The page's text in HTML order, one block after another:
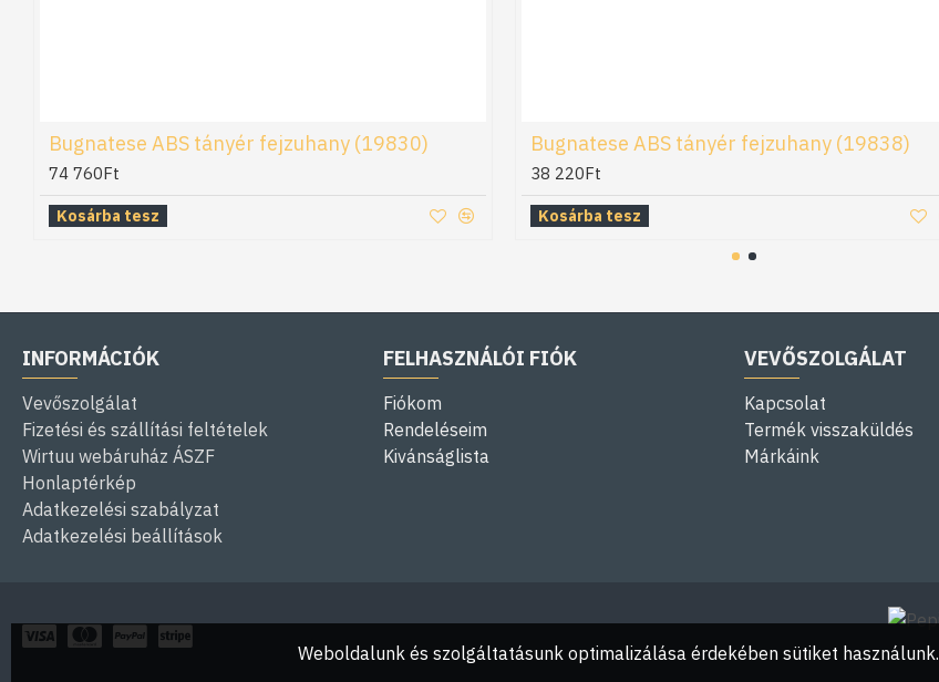
Bugnatese ABS tányér fejzuhany (19830)
74 760Ft
Kosárba tesz
Bugnatese ABS tányér fejzuhany (19838)
38 220Ft
Kosárba tesz
INFORMÁCIÓK
Vevőszolgálat
Fizetési és szállítási feltételek
Wirtuu webáruház ÁSZF
Honlaptérkép
Adatkezelési szabályzat
Adatkezelési beállítások
FELHASZNÁLÓI FIÓK
Fiókom
Rendeléseim
Kivánságlista
VEVŐSZOLGÁLAT
Kapcsolat
Termék visszaküldés
Márkáink
Weboldalunk és szolgáltatásunk optimalizálása érdekében sütiket használunk.